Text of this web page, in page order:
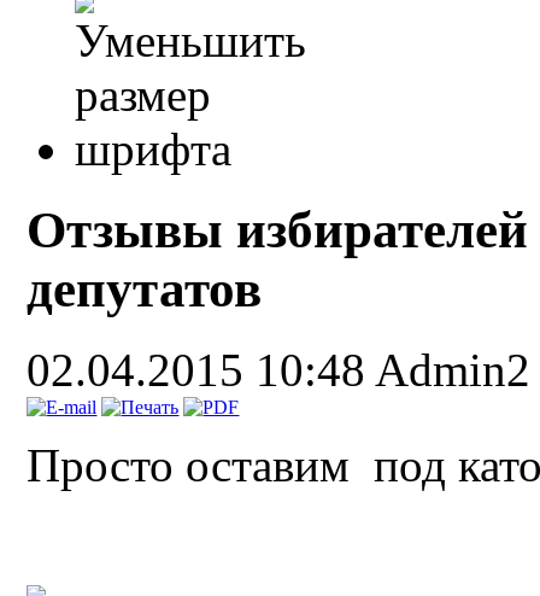
Отзывы избирателей
депутатов
02.04.2015 10:48 Admin2
Просто оставим под